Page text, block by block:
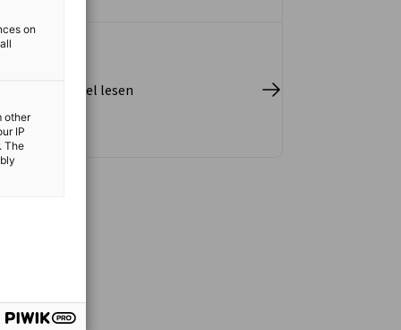
nach Saudi-
Artikel lesen
on
other
IP
The